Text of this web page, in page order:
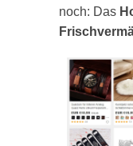
noch: Das